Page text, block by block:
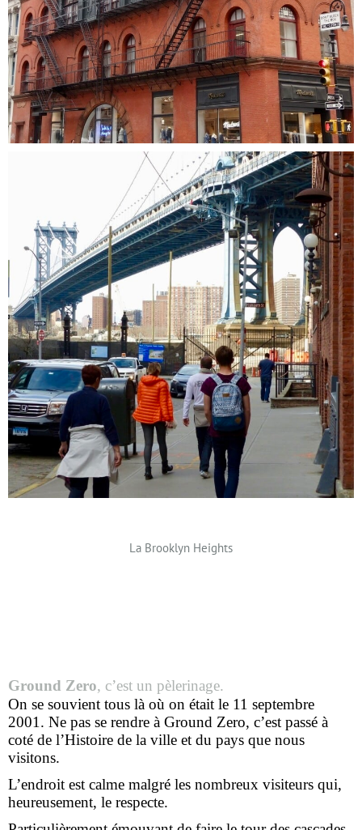
La Brooklyn Heights
Ground Zero, c’est un pèlerinage.
On se souvient tous là où on était le 11 septembre
2001. Ne pas se rendre à Ground Zero, c’est passé à
coté de l’Histoire de la ville et du pays que nous
visitons.
L’endroit est calme malgré les nombreux visiteurs qui,
heureusement, le respecte.